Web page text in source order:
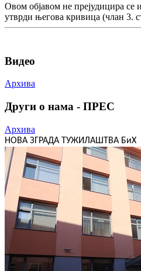
Овом објавом не прејудицира
утврди његова кривица (члан 3.
Видео
Архива
Други о нама - ПРЕС
Архива
НОВА ЗГРАДА ТУЖИЛАШТВА БиХ